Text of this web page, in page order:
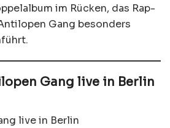
im Rücken, das Rap-
Gang besonders
Gang live in Berlin
live in Berlin